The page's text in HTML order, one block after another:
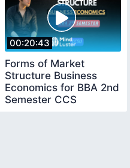
00:20:43
Forms of Market
Structure Business
Economics for BBA 2nd
Semester CCS